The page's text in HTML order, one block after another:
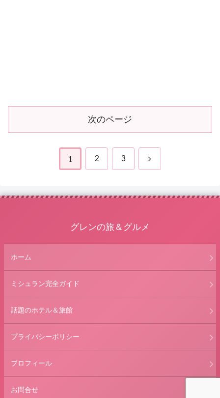
次のページ
1 2 3 次
グレンの旅＆グルメ
ホーム
ミシュラン完全ガイド
話題のホテル＆旅館
プライバシーポリシー
プロフィール
お問合せ